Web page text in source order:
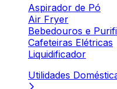
Aspirador de Pó
Air Fryer
Bebedouros e
Cafeteiras Elétricas
Liquidificador
Utilidades